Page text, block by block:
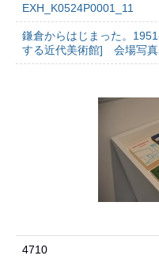
EXH_K0524P0001_11
鎌倉からはじまった。
する近代美術館] 会場写
4710